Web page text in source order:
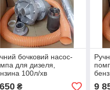
бочковий насос-
для дизеля,
100л/хв
₴ 9